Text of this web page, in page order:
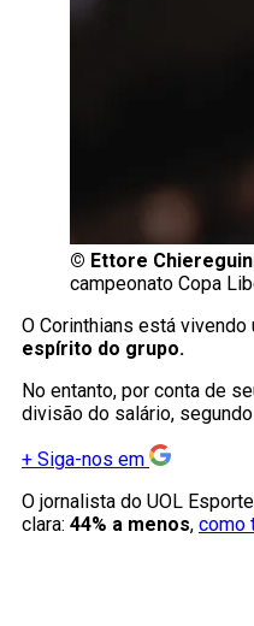
© Ettore
campeonato Copa
O Corinthians está
espírito do grupo.
No entanto, por conta de
divisão do salário,
+ Siga-nos em
O jornalista do UOL
clara: 44% a menos, como